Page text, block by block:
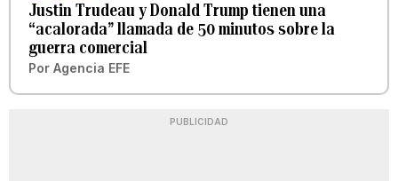
Justin Trudeau y Donald Trump tienen una
“acalorada” llamada de 50 minutos sobre la
guerra comercial
Por Agencia EFE
PUBLICIDAD